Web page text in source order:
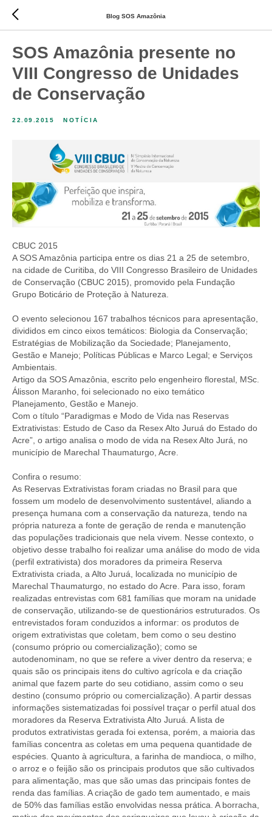
Blog SOS Amazônia
SOS Amazônia presente no
VIII Congresso de Unidades
de Conservação
22.09.2015 NOTÍCIA
CBUC 2015
A SOS Amazônia participa entre os dias 21 a 25 de setembro,
na cidade de Curitiba, do VIII Congresso Brasileiro de Unidades
de Conservação (CBUC 2015), promovido pela Fundação
Grupo Boticário de Proteção à Natureza.
O evento selecionou 167 trabalhos técnicos para apresentação,
divididos em cinco eixos temáticos: Biologia da Conservação;
Estratégias de Mobilização da Sociedade; Planejamento,
Gestão e Manejo; Políticas Públicas e Marco Legal; e Serviços
Ambientais.
Artigo da SOS Amazônia, escrito pelo engenheiro florestal, MSc.
Álisson Maranho, foi selecionado no eixo temático
Planejamento, Gestão e Manejo.
Com o título “Paradigmas e Modo de Vida nas Reservas
Extrativistas: Estudo de Caso da Resex Alto Juruá do Estado do
Acre”, o artigo analisa o modo de vida na Resex Alto Jurá, no
município de Marechal Thaumaturgo, Acre.
Confira o resumo:
As Reservas Extrativistas foram criadas no Brasil para que
fossem um modelo de desenvolvimento sustentável, aliando a
presença humana com a conservação da natureza, tendo na
própria natureza a fonte de geração de renda e manutenção
das populações tradicionais que nela vivem. Nesse contexto, o
objetivo desse trabalho foi realizar uma análise do modo de vida
(perfil extrativista) dos moradores da primeira Reserva
Extrativista criada, a Alto Juruá, localizada no município de
Marechal Thaumaturgo, no estado do Acre. Para isso, foram
realizadas entrevistas com 681 famílias que moram na unidade
de conservação, utilizando-se de questionários estruturados. Os
entrevistados foram conduzidos a informar: os produtos de
origem extrativistas que coletam, bem como o seu destino
(consumo próprio ou comercialização); como se
autodenominam, no que se refere a viver dentro da reserva; e
quais são os principais itens do cultivo agrícola e da criação
animal que fazem parte do seu cotidiano, assim como o seu
destino (consumo próprio ou comercialização). A partir dessas
informações sistematizadas foi possível traçar o perfil atual dos
moradores da Reserva Extrativista Alto Juruá. A lista de
produtos extrativistas gerada foi extensa, porém, a maioria das
famílias concentra as coletas em uma pequena quantidade de
espécies. Quanto à agricultura, a farinha de mandioca, o milho,
o arroz e o feijão são os principais produtos que são cultivados
para alimentação, mas que são umas das principais fontes de
renda das famílias. A criação de gado tem aumentado, e mais
de 50% das famílias estão envolvidas nessa prática. A borracha,